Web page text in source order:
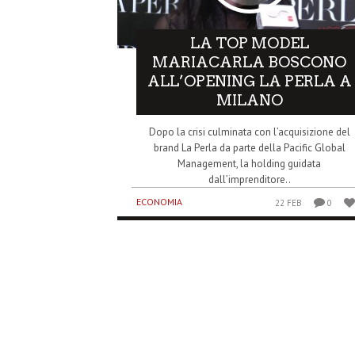
LA TOP MODEL
MARIACARLA BOSCONO
ALL’OPENING LA PERLA A
MILANO
Dopo la crisi culminata con l’acquisizione del
brand La Perla da parte della Pacific Global
Management, la holding guidata
dall’imprenditore..
ECONOMIA 22 FEB 0